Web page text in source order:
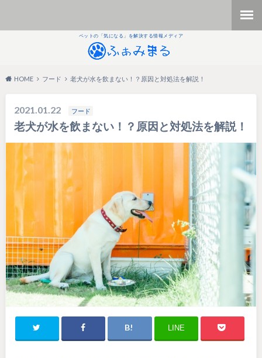
ペットの「気になる」を解決する情報メディア
HOME フード 老犬が水を飲まない！？原因と対処法を解説！
2021.01.22 フード
老犬が水を飲まない！？原因と対処法を解説！
LINE